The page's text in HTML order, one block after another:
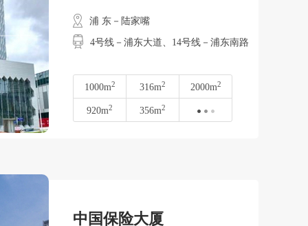
浦 东－陆家嘴
4号线－浦东大道、14号线－浦东南路
1000m2 316m2 2000m2
920m2 356m2
中国保险大厦